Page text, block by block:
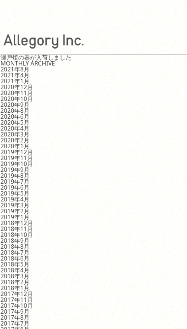
瀬戸焼の器が入荷しました
MONTHLY ARCHIVE
2021年8月
2021年4月
2021年1月
2020年12月
2020年11月
2020年10月
2020年9月
2020年8月
2020年6月
2020年5月
2020年4月
2020年3月
2020年2月
2020年1月
2019年12月
2019年11月
2019年10月
2019年9月
2019年8月
2019年7月
2019年6月
2019年5月
2019年4月
2019年3月
2019年2月
2019年1月
2018年12月
2018年11月
2018年10月
2018年9月
2018年8月
2018年7月
2018年6月
2018年5月
2018年4月
2018年3月
2018年2月
2018年1月
2017年12月
2017年11月
2017年10月
2017年9月
2017年8月
2017年7月